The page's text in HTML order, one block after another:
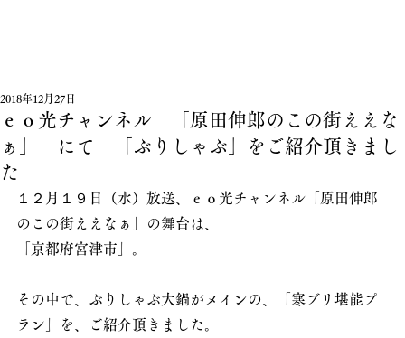
ｅｏ光チャンネル 「原田伸郎のこの街ええな
ぁ」 にて 「ぶりしゃぶ」をご紹介頂きまし
た
2018年12月27日
１２月１９日（水）放送、ｅｏ光チャンネル「原田伸郎
のこの街ええなぁ」の舞台は、
「京都府宮津市」。
その中で、ぶりしゃぶ大鍋がメインの、「寒ブリ堪能プ
ラン」を、ご紹介頂きました。